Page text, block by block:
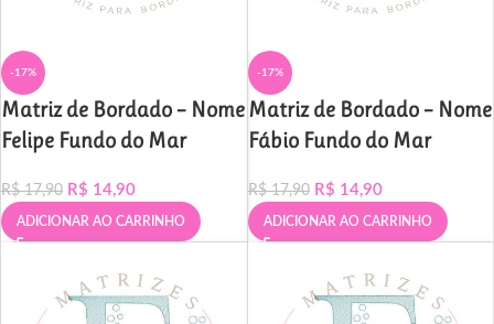
-17%
Matriz de Bordado – Nome
Felipe Fundo do Mar
R$17,90 R$ 14,90
ADICIONAR AO CARRINHO
-17%
Matriz de Bordado – Nome
Fábio Fundo do Mar
R$17,90 R$ 14,90
ADICIONAR AO CARRINHO